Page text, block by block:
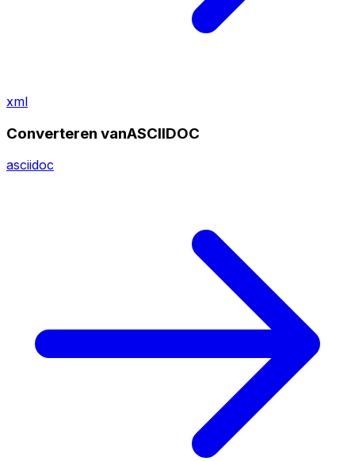
xml
Converteren vanASCIIDOC
asciidoc